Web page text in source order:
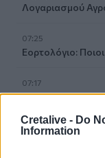
Cretalive - Do
Information
Λογαριασμού
07:25
Εορτολόγιο:
07:17
Νέο Διεθνές